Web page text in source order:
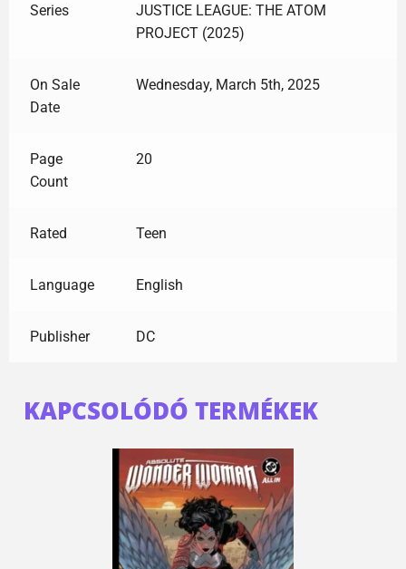
Series
JUSTICE LEAGUE: THE ATOM
PROJECT (2025)
On Sale
Date
Wednesday, March 5th, 2025
Page
Count
20
Rated Teen
Language English
Publisher DC
KAPCSOLÓDÓ TERMÉKEK